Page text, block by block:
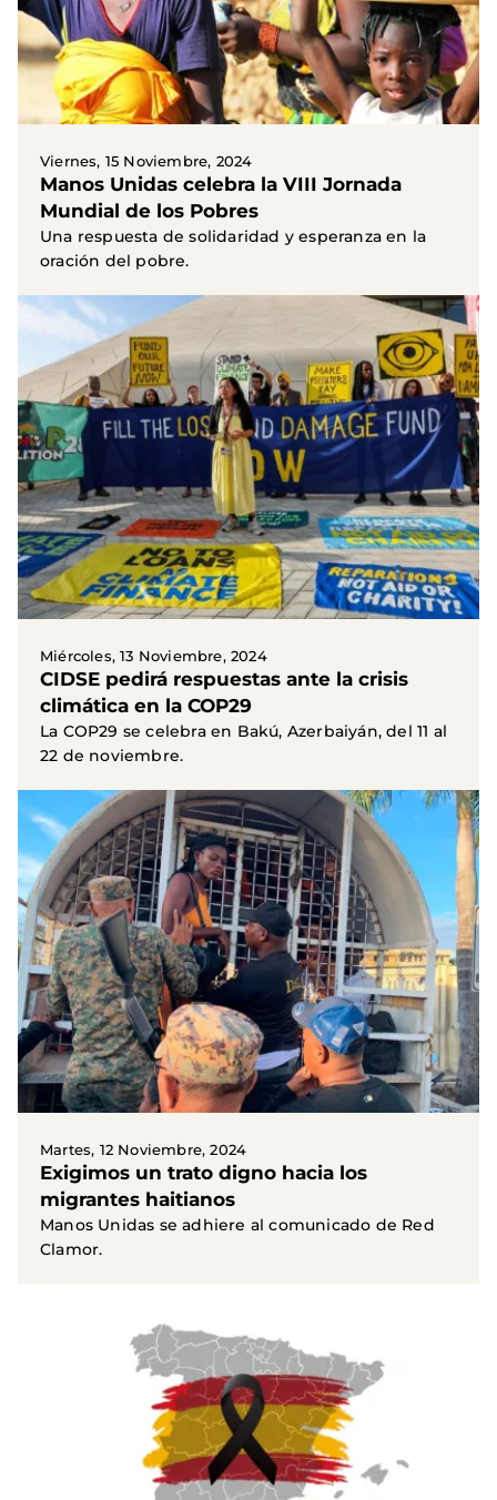
Viernes, 15 Noviembre, 2024
Manos Unidas celebra la VIII Jornada
Mundial de los Pobres
Una respuesta de solidaridad y esperanza en la
oración del pobre.
Miércoles, 13 Noviembre, 2024
CIDSE pedirá respuestas ante la crisis
climática en la COP29
La COP29 se celebra en Bakú, Azerbaiyán, del 11 al
22 de noviembre.
Martes, 12 Noviembre, 2024
Exigimos un trato digno hacia los
migrantes haitianos
Manos Unidas se adhiere al comunicado de Red
Clamor.